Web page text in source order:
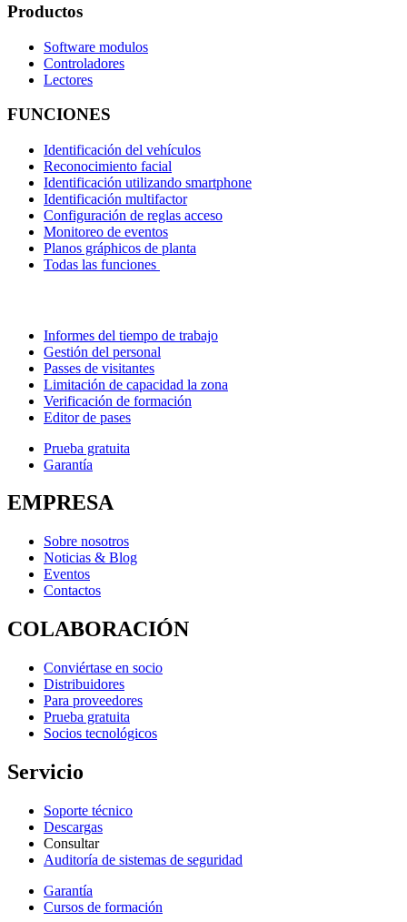
Productos
Software modulos
Controladores
Lectores
FUNCIONES
Identificación del vehículos
Reconocimiento facial
Identificación utilizando smartphone
Identificación multifactor
Configuración de reglas acceso
Monitoreo de eventos
Planos gráphicos de planta
Todas las funciones
Informes del tiempo de trabajo
Gestión del personal
Passes de visitantes
Limitación de capacidad la zona
Verificación de formación
Editor de pases
Prueba gratuita
Garantía
EMPRESA
Sobre nosotros
Noticias & Blog
Eventos
Contactos
COLABORACIÓN
Conviértase en socio
Distribuidores
Para proveedores
Prueba gratuita
Socios tecnológicos
Servicio
Soporte técnico
Descargas
Consultar
Auditoría de sistemas de seguridad
Garantía
Cursos de formación